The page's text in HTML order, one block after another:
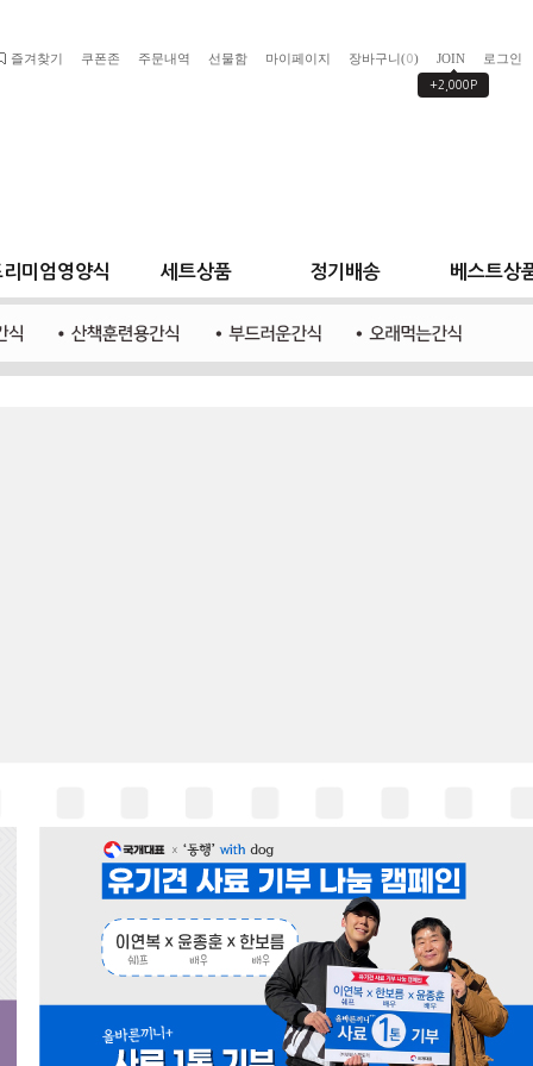
로그인
JOIN
+2,000P
장바구니(0)
마이페이지
선물함
주문내역
쿠폰존
즐겨찾기
미엄영양식 세트상품 정기배송 베스트상